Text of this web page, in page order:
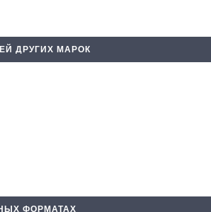
ДРУГИХ МАРОК
ФОРМАТАХ